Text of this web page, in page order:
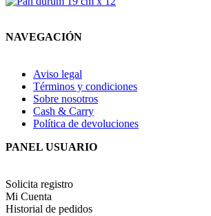
NAVEGACIÓN
Aviso legal
Términos y condiciones
Sobre nosotros
Cash & Carry
Política de devoluciones
PANEL USUARIO
Solicita registro
Mi Cuenta
Historial de pedidos